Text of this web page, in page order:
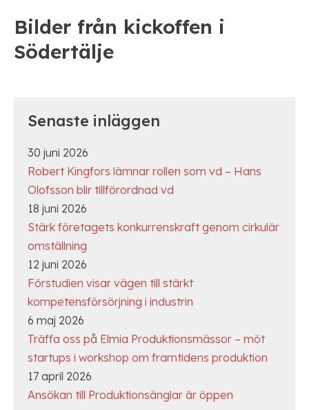
Bilder från kickoffen i
Södertälje
Senaste inläggen
30 juni 2026
Robert Kingfors lämnar rollen som vd – Hans
Olofsson blir tillförordnad vd
18 juni 2026
Stärk företagets konkurrenskraft genom cirkulär
omställning
12 juni 2026
Förstudien visar vägen till stärkt
kompetensförsörjning i industrin
6 maj 2026
Träffa oss på Elmia Produktionsmässor – möt
startups i workshop om framtidens produktion
17 april 2026
Ansökan till Produktionsänglar är öppen